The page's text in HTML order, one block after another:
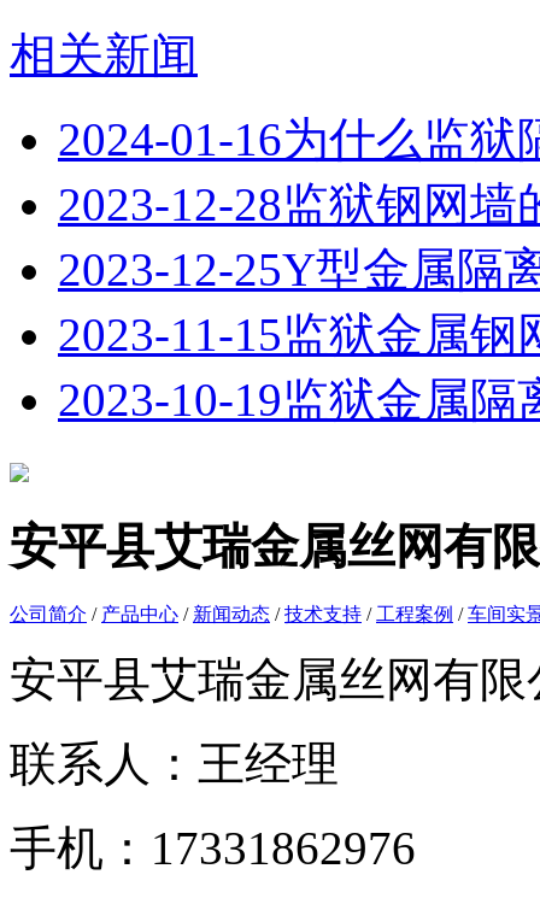
相关新闻
2024-01-16为什么监狱
2023-12-28监狱钢网墙
2023-12-25Y型金属隔
2023-11-15监狱金属钢
2023-10-19监狱金属隔
安平县艾瑞金属丝网有
公司简介 / 产品中心 / 新闻动态 /技术支持 / 工程案例 /车间实
安平县艾瑞金属丝网有限
联系人：王经理
手机：17331862976